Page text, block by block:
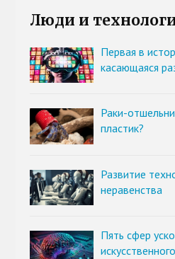
Люди и
Первая в
касающаяся
Раки-
пластик?
Развитие
неравенства
Пять сфер